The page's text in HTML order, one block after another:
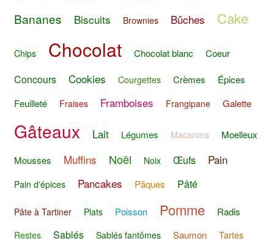
Bananes Biscuits Brownies Bûches Cake
Chips Chocolat Chocolat blanc Coeur
Concours Cookies Courgettes Crèmes
Épices
Feuilleté
Fraises Framboises Frangipane Galette
Gâteaux Lait Légumes Macarons Moelleux
Mousses Muffins Noël Noix Œufs Pain
Pain d'épices Pancakes Pâques Pâté
Pâte à Tartiner Plats Poisson Pomme Radis
Restes Sablés Sablés fantômes Saumon
Tartes